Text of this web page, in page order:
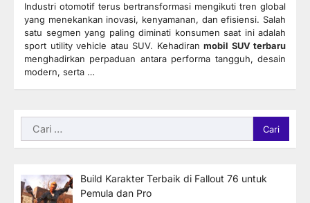
Industri otomotif terus bertransformasi mengikuti tren global
yang menekankan inovasi, kenyamanan, dan efisiensi. Salah
satu segmen yang paling diminati konsumen saat ini adalah
sport utility vehicle atau SUV. Kehadiran mobil SUV terbaru
menghadirkan perpaduan antara performa tangguh, desain
modern, serta …
Cari
untuk:
Build Karakter Terbaik di Fallout 76 untuk
Pemula dan Pro